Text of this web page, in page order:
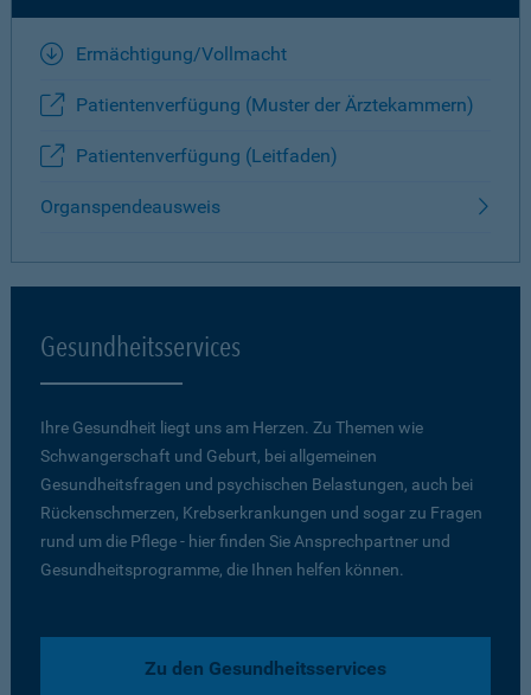
Ermächtigung/Vollmacht
Patientenverfügung (Muster der Ärztekammern)
Patientenverfügung (Leitfaden)
Organspendeausweis
Gesundheitsservices
Ihre Gesundheit liegt uns am Herzen. Zu Themen wie
Schwangerschaft und Geburt, bei allgemeinen
Gesundheitsfragen und psychischen Belastungen, auch bei
Rückenschmerzen, Krebserkrankungen und sogar zu Fragen
rund um die Pflege - hier finden Sie Ansprechpartner und
Gesundheitsprogramme, die Ihnen helfen können.
Zu den Gesundheitsservices